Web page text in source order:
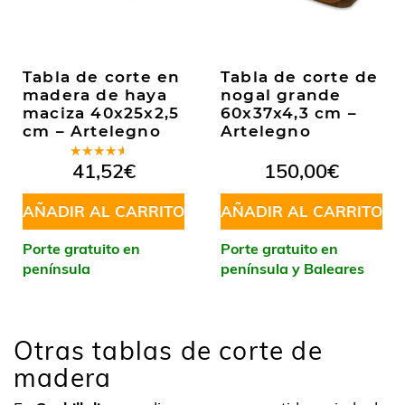
Tabla de corte en
madera de haya
maciza 40x25x2,5
cm – Artelegno
Valorado
en4.00
de 5
41,52€
AÑADIR AL CARRITO
Porte gratuito en
península
Tabla de corte de
nogal grande
60x37x4,3 cm –
Artelegno
150,00€
AÑADIR AL CARRITO
Porte gratuito en
península y Baleares
Otras tablas de corte de
madera